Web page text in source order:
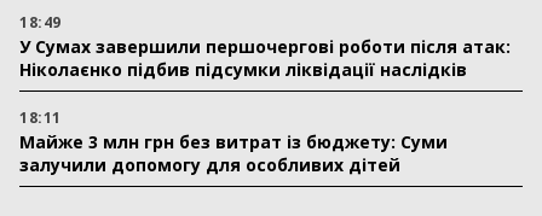
18:49
У Сумах завершили першочергові роботи після атак:
Ніколаєнко підбив підсумки ліквідації наслідків
18:11
Майже 3 млн грн без витрат із бюджету: Суми
залучили допомогу для особливих дітей